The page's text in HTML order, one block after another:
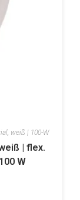
, weiß | 100-W
| flex.
W